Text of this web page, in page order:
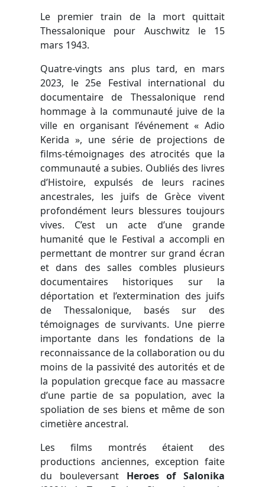
Le premier train de la mort quittait
Thessalonique pour Auschwitz le 15
mars 1943.
Quatre-vingts ans plus tard, en mars
2023, le 25e Festival international du
documentaire de Thessalonique rend
hommage à la communauté juive de la
ville en organisant l’événement « Adio
Kerida », une série de projections de
films-témoignages des atrocités que la
communauté a subies. Oubliés des livres
d’Histoire, expulsés de leurs racines
ancestrales, les juifs de Grèce vivent
profondément leurs blessures toujours
vives. C’est un acte d’une grande
humanité que le Festival a accompli en
permettant de montrer sur grand écran
et dans des salles combles plusieurs
documentaires historiques sur la
déportation et l’extermination des juifs
de Thessalonique, basés sur des
témoignages de survivants. Une pierre
importante dans les fondations de la
reconnaissance de la collaboration ou du
moins de la passivité des autorités et de
la population grecque face au massacre
d’une partie de sa population, avec la
spoliation de ses biens et même de son
cimetière ancestral.
Les films montrés étaient des
productions anciennes, exception faite
du bouleversant Heroes of Salonika